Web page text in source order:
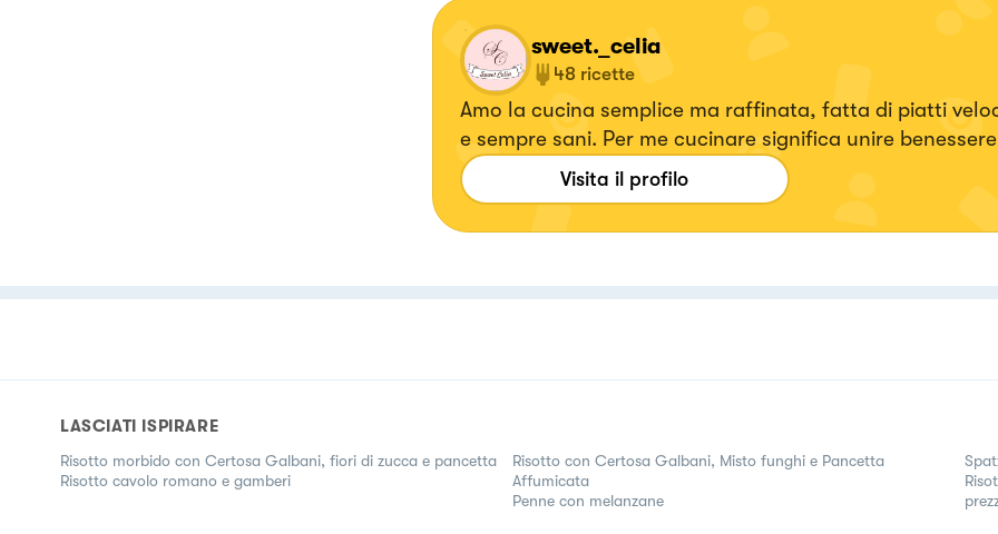
sweet._celia
48 ricette
Amo la cucina semplice ma raffinata, fatta di piatti
e sempre sani. Per me cucinare significa unire
eleganza, trasformando anche i momenti più frenetici
speciali. Con le mie ricette voglio dimostrare che
non richiede tempo infinito, ma solo passione e cura
Visita il profilo
LASCIATI ISPIRARE
Risotto morbido con Certosa Galbani, fiori di zucca e pancetta
Risotto cavolo romano e gamberi
Risotto con Certosa Galbani, Misto funghi e Pancetta
Affumicata
Penne con melanzane